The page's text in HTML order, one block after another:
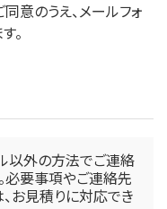
意のうえ、メールフォ
。
以外の方法でご連絡
必要事項やご連絡先
お見積りに対応でき